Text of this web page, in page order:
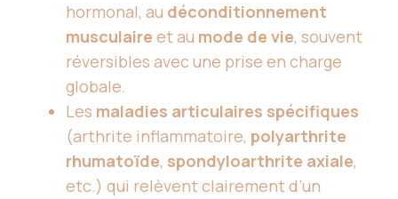
hormonal, au déconditionnement
musculaire et au mode de vie, souvent
réversibles avec une prise en charge
globale.
Les maladies articulaires spécifiques
(arthrite inflammatoire, polyarthrite
rhumatoïde, spondyloarthrite axiale,
etc.) qui relèvent clairement d’un